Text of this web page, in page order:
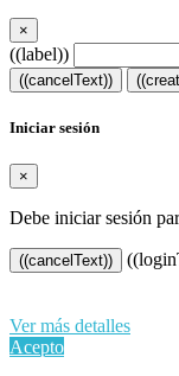
×
((label))
((cancelText))
Iniciar sesión
×
Debe iniciar sesión
((cancelText))
Ver más detalles
Acepto